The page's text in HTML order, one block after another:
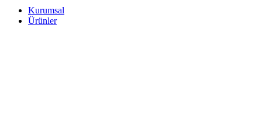
Kurumsal
Ürünler